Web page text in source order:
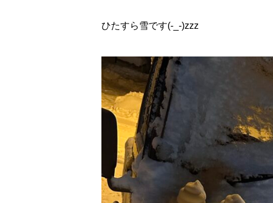
ひたすら雪です(-_-)zzz